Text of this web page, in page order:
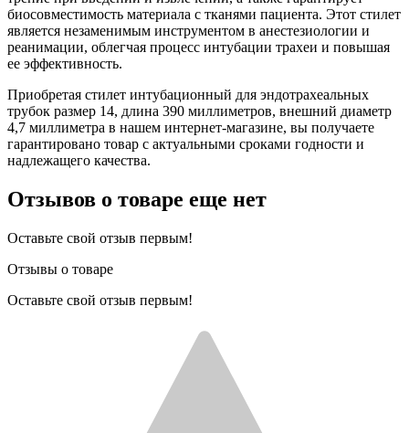
биосовместимость материала с тканями пациента. Этот стилет
является незаменимым инструментом в анестезиологии и
реанимации, облегчая процесс интубации трахеи и повышая
ее эффективность.
Приобретая стилет интубационный для эндотрахеальных
трубок размер 14, длина 390 миллиметров, внешний диаметр
4,7 миллиметра в нашем интернет-магазине, вы получаете
гарантировано товар с актуальными сроками годности и
надлежащего качества.
Отзывов о товаре еще нет
Оставьте свой отзыв первым!
Отзывы о товаре
Оставьте свой отзыв первым!